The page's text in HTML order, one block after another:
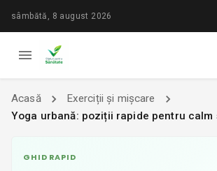
sâmbătă, 8 august 2026
Acasă
Exerciții și mișcare
Yoga urbană: poziții rapide pentru
GHID RAPID